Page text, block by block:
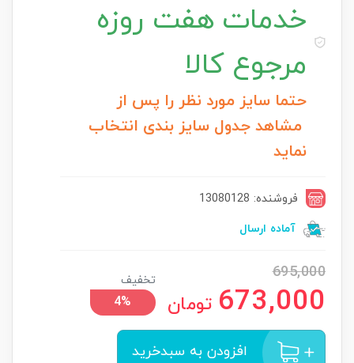
خدمات هفت روزه
مرجوع کالا
حتما سایز مورد نظر را پس از
مشاهد جدول سایز بندی انتخاب
نماید
فروشنده: 13080128
آماده ارسال
695,000
673,000 تومان
تخفیف
4%
افزودن به سبدخرید